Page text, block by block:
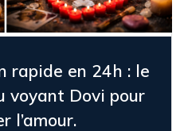
rapide en 24h : le
voyant Dovi pour
l’amour.